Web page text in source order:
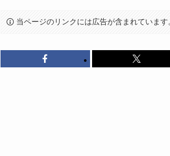
当ページのリンクには広告が含まれています